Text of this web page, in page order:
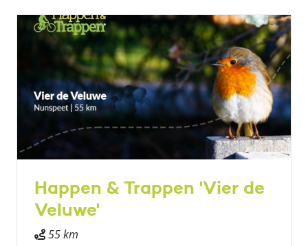
Happen & Trappen 'Vier de
Veluwe'
55 km